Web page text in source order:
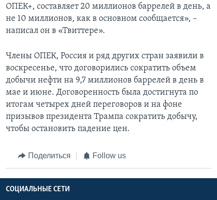
ОПЕК+, составляет 20 миллионов баррелей в день, а
не 10 миллионов, как в основном сообщается», –
написал он в «Твиттере».
Члены ОПЕК, Россия и ряд других стран заявили в
воскресенье, что договорились сократить объем
добычи нефти на 9,7 миллионов баррелей в день в
мае и июне. Договоренность была достигнута по
итогам четырех дней переговоров и на фоне
призывов президента Трампа сократить добычу,
чтобы остановить падение цен.
Поделиться Follow us
СОЦИАЛЬНЫЕ СЕТИ